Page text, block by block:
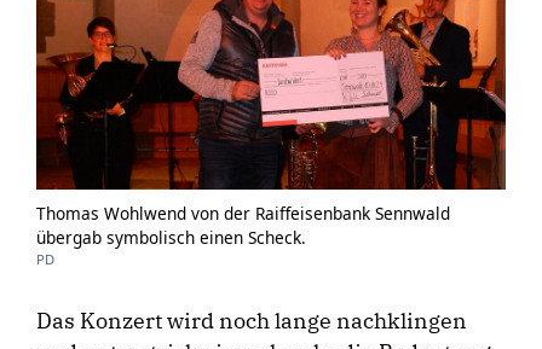
Thomas Wohlwend von der Raiffeisenbank Sennwald
übergab symbolisch einen Scheck.
PD
Das Konzert wird noch lange nachklingen